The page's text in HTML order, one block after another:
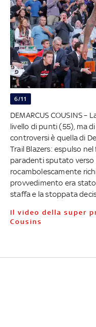
6/11
DEMARCUS COUSINS
livello di punti (55), ma
controversi è quella di
Trail Blazers: espulso
paradenti sputato verso
rocambolescamente
provvedimento era
staffa e la stoppata
Il video della super prestazione di DeMarcus
Cousins